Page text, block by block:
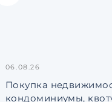
06.08.26
Покупка
кондоминиумы,